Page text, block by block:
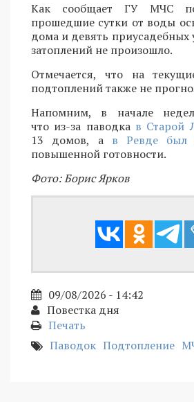
Как сообщает ГУ МЧС
прошедшие сутки от воды
дома и девять приусадебных
затоплений не произошло.
Отмечается, что на
подтоплений также не
Напомним, в начале
что из-за паводка в Старой
13 домов, а в Ревде был
повышенной готовности.
Фото: Борис Ярков
09/08/2026 - 14:42
Повестка дня
Печать
Паводок Подтопление